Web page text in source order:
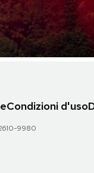
Condizioni d'uso
9980